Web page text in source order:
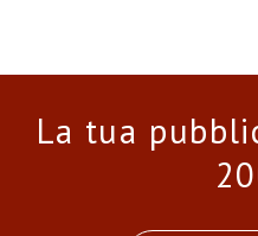
La tua